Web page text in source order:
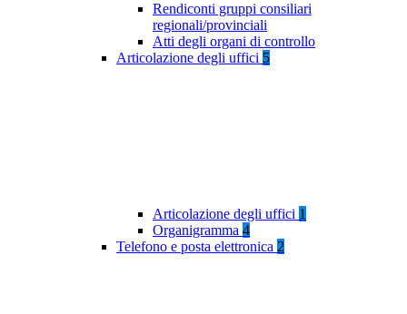
Rendiconti gruppi consiliari
regionali/provinciali
Atti degli organi di controllo
Articolazione degli uffici 5
Articolazione degli uffici 1
Organigramma 4
Telefono e posta elettronica 2